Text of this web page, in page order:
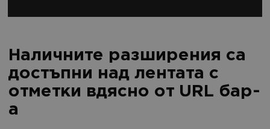
Наличните разширения са
достъпни над лентата с
отметки вдясно от URL бар-
а